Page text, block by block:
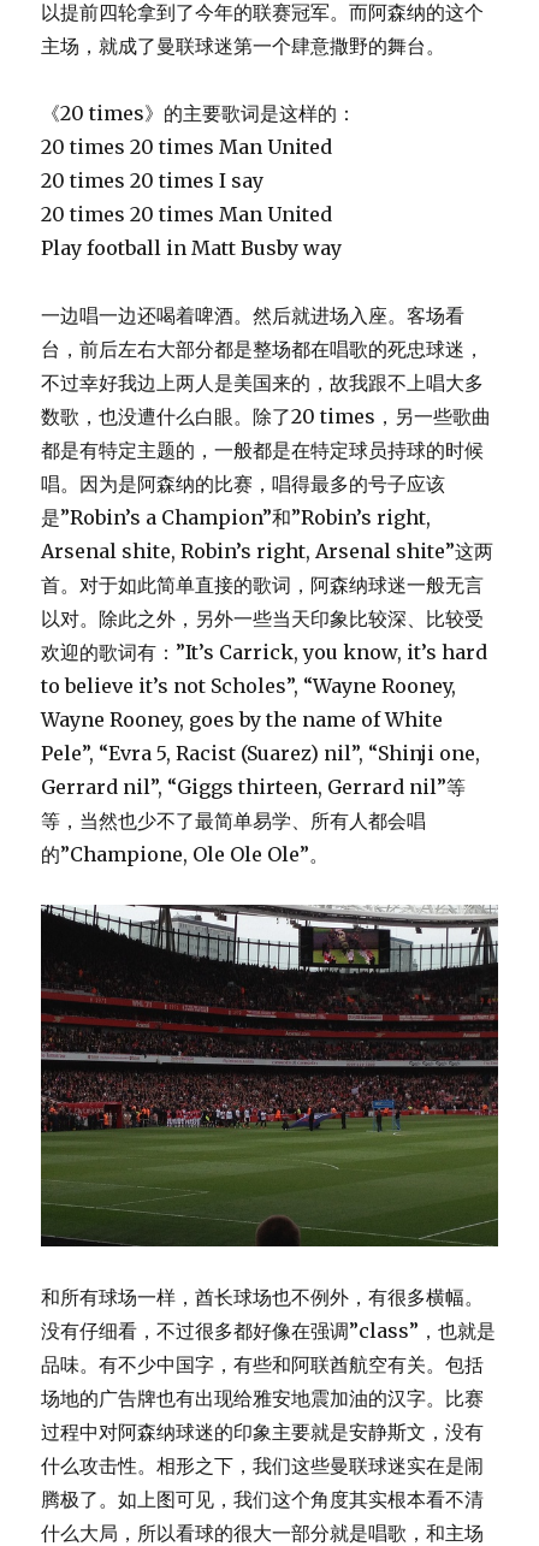
以提前四轮拿到了今年的联赛冠军。而阿森纳的这个
主场，就成了曼联球迷第一个肆意撒野的舞台。
《20 times》的主要歌词是这样的：
20 times 20 times Man United
20 times 20 times I say
20 times 20 times Man United
Play football in Matt Busby way
一边唱一边还喝着啤酒。然后就进场入座。客场看
台，前后左右大部分都是整场都在唱歌的死忠球迷，
不过幸好我边上两人是美国来的，故我跟不上唱大多
数歌，也没遭什么白眼。除了20 times，另一些歌曲
都是有特定主题的，一般都是在特定球员持球的时候
唱。因为是阿森纳的比赛，唱得最多的号子应该
是”Robin’s a Champion”和”Robin’s right,
Arsenal shite, Robin’s right, Arsenal shite”这两
首。对于如此简单直接的歌词，阿森纳球迷一般无言
以对。除此之外，另外一些当天印象比较深、比较受
欢迎的歌词有：”It’s Carrick, you know, it’s hard
to believe it’s not Scholes”, “Wayne Rooney,
Wayne Rooney, goes by the name of White
Pele”, “Evra 5, Racist (Suarez) nil”, “Shinji one,
Gerrard nil”, “Giggs thirteen, Gerrard nil”等
等，当然也少不了最简单易学、所有人都会唱
的”Champione, Ole Ole Ole”。
和所有球场一样，酋长球场也不例外，有很多横幅。
没有仔细看，不过很多都好像在强调”class”，也就是
品味。有不少中国字，有些和阿联酋航空有关。包括
场地的广告牌也有出现给雅安地震加油的汉字。比赛
过程中对阿森纳球迷的印象主要就是安静斯文，没有
什么攻击性。相形之下，我们这些曼联球迷实在是闹
腾极了。如上图可见，我们这个角度其实根本看不清
什么大局，所以看球的很大一部分就是唱歌，和主场